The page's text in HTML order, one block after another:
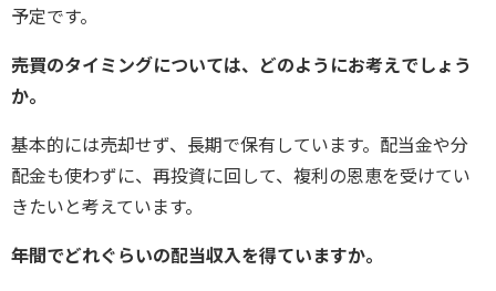
予定です。
――売買のタイミングについては、どのようにお考えでしょう
か。
基本的には売却せず、長期で保有しています。配当金や分
配金も使わずに、再投資に回して、複利の恩恵を受けてい
きたいと考えています。
――年間でどれぐらいの配当収入を得ていますか。